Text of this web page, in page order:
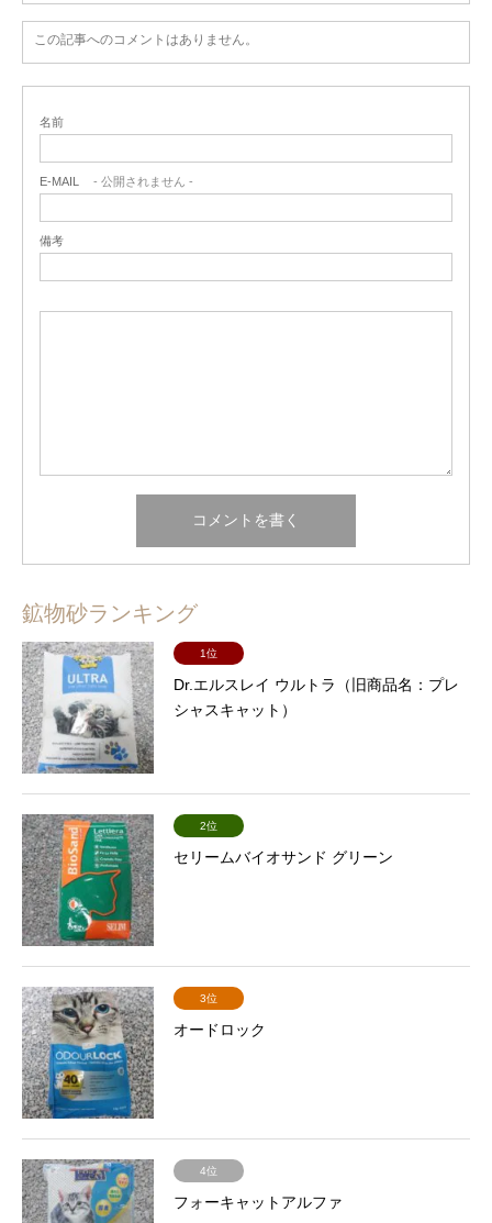
この記事へのコメントはありません。
名前
E-MAIL - 公開されません -
備考
鉱物砂ランキング
1位
Dr.エルスレイ ウルトラ（旧商品名：プレ
シャスキャット）
2位
セリームバイオサンド グリーン
3位
オードロック
4位
フォーキャットアルファ